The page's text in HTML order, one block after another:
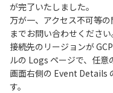
が完了いたしました。
万が一、アクセス不可等
までお問い合わせください
接続先のリージョンが
ルの Logs ページで、任意
画面右側の Event Details
す。